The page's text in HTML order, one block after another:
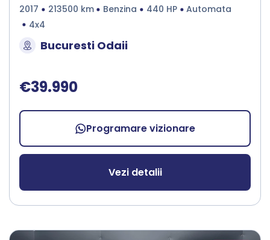
2017 213500 km Benzina 440 HP
Automata
4x4
Bucuresti Odaii
€39.990
Programare vizionare
Vezi detalii